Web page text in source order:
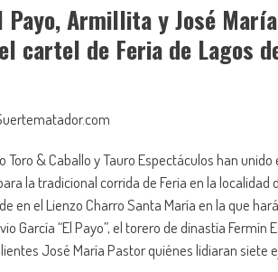
Payo, Armillita y José
cartel de Feria de Lagos
Toro & Caballo y Tauro Espectáculos han
la tradicional corrida de Feria en la
en el Lienzo Charro Santa María en la que
García “El Payo”, el torero de dinastía
José María Pastor quiénes lidiaran siete